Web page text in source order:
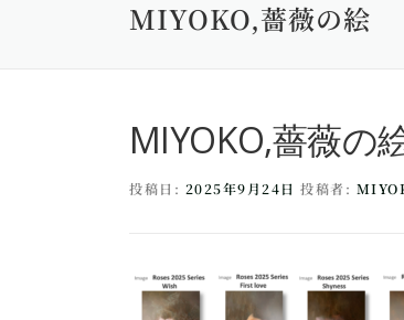
MIYOKO,薔薇の絵
MIYOKO,薔薇の
投稿日: 2025年9月24日 投稿者: